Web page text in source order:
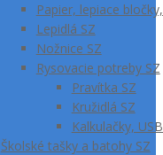
Papier, lepiace
Lepidlá SZ
Nožnice SZ
Rysovacie potreby SZ
Pravítka SZ
Kružidlá SZ
Kalkulačky,
Školské tašky a batohy SZ